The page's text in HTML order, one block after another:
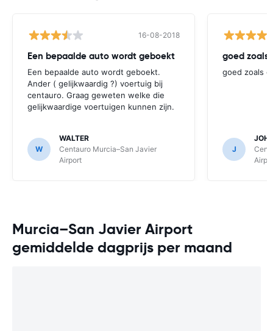
16-08-2018
Een bepaalde auto wordt geboekt
Een bepaalde auto wordt geboekt.
Ander ( gelijkwaardig ?) voertuig bij
centauro. Graag geweten welke die
gelijkwaardige voertuigen kunnen zijn.
W
WALTER
Centauro Murcia–San Javier
Airport
goed zoals
goed zoals
J
Murcia–San Javier Airport
gemiddelde dagprijs per maand